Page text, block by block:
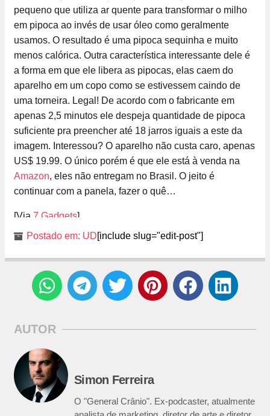
pequeno que utiliza ar quente para transformar o milho
em pipoca ao invés de usar óleo como geralmente
usamos. O resultado é uma pipoca sequinha e muito
menos calórica. Outra característica interessante dele é
a forma em que ele libera as pipocas, elas caem do
aparelho em um copo como se estivessem caindo de
uma torneira. Legal! De acordo com o fabricante em
apenas 2,5 minutos ele despeja quantidade de pipoca
suficiente pra preencher até 18 jarros iguais a este da
imagem. Interessou? O aparelho não custa caro, apenas
US$ 19.99. O único porém é que ele está à venda na
Amazon, eles não entregam no Brasil. O jeito é
continuar com a panela, fazer o quê…
[Via 7 Gadgets]
Postado em: UD[include slug="edit-post"]
AUTOR
Simon Ferreira
O "General Crânio". Ex-podcaster, atualmente